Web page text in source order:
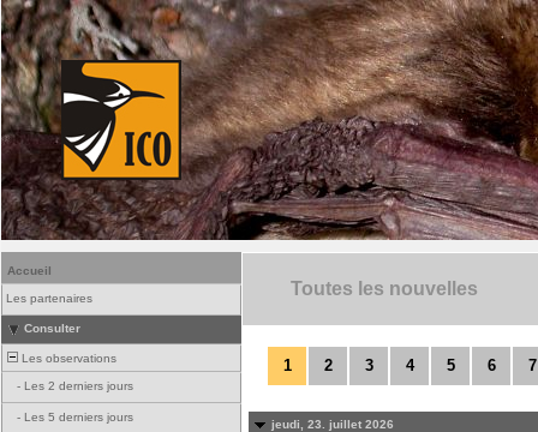
Accueil
Les partenaires
Consulter
Les observations
- Les 2 derniers jours
- Les 5 derniers jours
Toutes les nouvelles
1 2 3 4 5 6 7
jeudi, 23. juillet 2026